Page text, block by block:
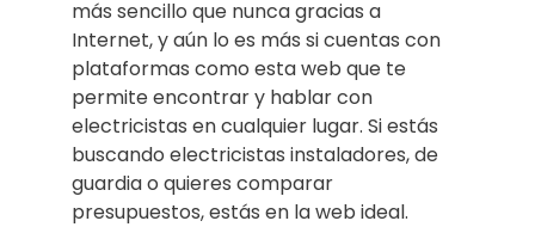
más sencillo que nunca gracias a
Internet, y aún lo es más si cuentas con
plataformas como esta web que te
permite encontrar y hablar con
electricistas en cualquier lugar. Si estás
buscando electricistas instaladores, de
guardia o quieres comparar
presupuestos, estás en la web ideal.